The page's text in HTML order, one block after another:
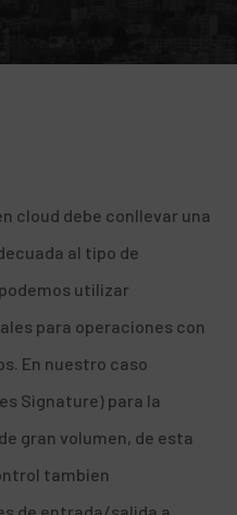
cloud debe conllevar una
al tipo de
utilizar
para operaciones con
En nuestro caso
Signature) para la
gran volumen, de esta
tambien